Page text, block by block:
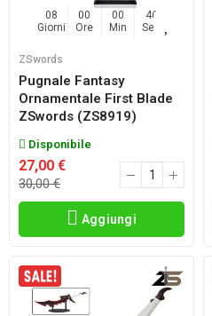
08
Giorni
00
Ore
00
Min
45
Sec
ZSwords
Pugnale Fantasy
Ornamentale First Blade
ZSwords (ZS8919)
Disponibile
27,00 €
30,00 €
Aggiungi